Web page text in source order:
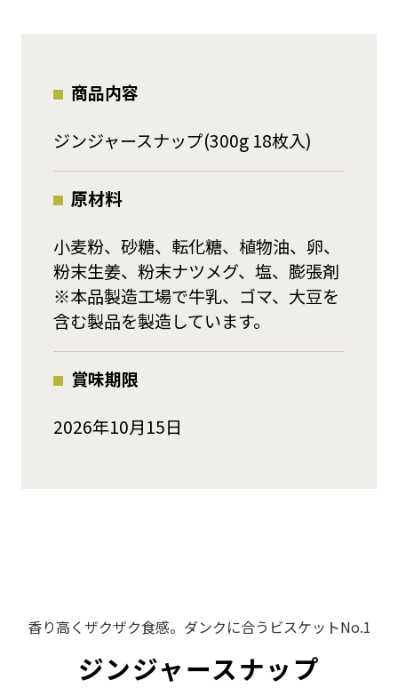
商品内容
ジンジャースナップ(300g 18枚入)
原材料
小麦粉、砂糖、転化糖、植物油、卵、
粉末生姜、粉末ナツメグ、塩、膨張剤
※本品製造工場で牛乳、ゴマ、大豆を
含む製品を製造しています。
賞味期限
2026年10月15日
香り高くザクザク食感。ダンクに合うビスケットNo.1
ジンジャースナップ